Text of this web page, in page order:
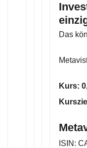
Das
Kurs:
ISIN: